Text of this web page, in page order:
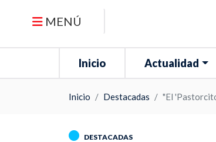
MENÚ
Inicio Actualidad
Inicio Destacadas "El
DESTACADAS